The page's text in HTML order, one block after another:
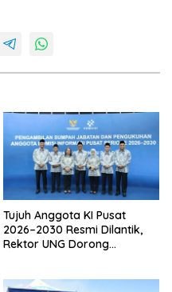
Tujuh Anggota KI Pusat
2026–2030 Resmi Dilantik,
Rektor UNG Dorong